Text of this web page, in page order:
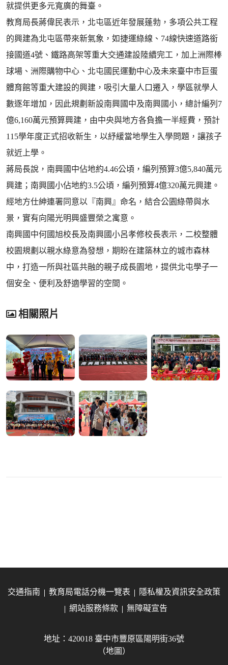
就提供更多元寬廣的舞臺。
教育局長蔣偉民表示，北屯區近年發展蓬勃，多項公共工程
的興建為北屯區帶來新氣象，如捷運綠線、74線快速道路銜
接國道4號、鐵路高架等重大交通建設陸續完工，加上洲際棒
球場、洲際購物中心、北屯國民運動中心及未來臺中市巨蛋
體育館等重大建設的興建，吸引大量人口遷入，學區就學人
數逐年增加，因此規劃新設南興國中及南興國小，總計編列7
億6,160萬元預算興建，由中央與地方各負擔一半經費，預計
115學年度正式招收新生，以紓緩當地學生入學問題，讓孩子
就近上學。
蔣局長說，南興國中佔地約4.46公頃，編列預算3億5,840萬元
興建；南興國小佔地約3.5公頃，編列預算4億320萬元興建。
經地方仕紳連署同意以『南興』命名，結合公園綠帶與水
景，實有向陽光明興盛豐榮之寓意。
南興國中何國旭校長及南興國小呂孝修校長表示，二校整體
校園規劃以親水綠意為發想，期盼在建築林立的城市森林
中，打造一所與社區共融的親子成長園地，提供北屯學子一
個安全、便利及舒適學習的空間。
相關照片
交通指南 教育局電話分機一覽表
隱私權及資訊安全政策
網站服務條款
無障礙宣告
地址：420018 臺中市豐原區陽明街36號
（地圖）